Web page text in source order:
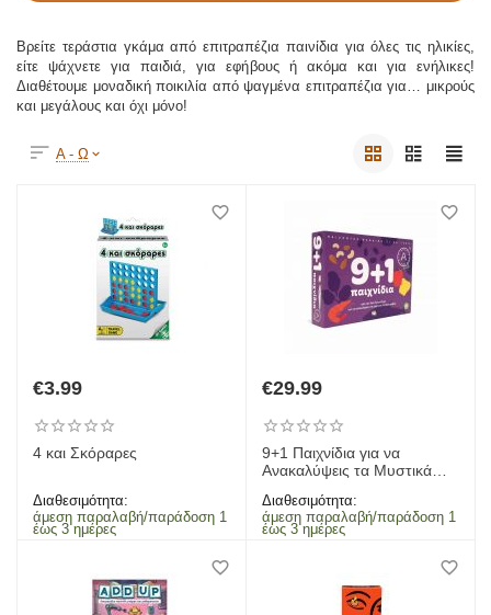
Βρείτε τεράστια γκάμα από επιτραπέζια παινίδια για όλες τις ηλικίες,
είτε ψάχνετε για παιδιά, για εφήβους ή ακόμα και για ενήλικες!
Διαθέτουμε μοναδική ποικιλία από ψαγμένα επιτραπέζια για… μικρούς
και μεγάλους και όχι μόνο!
Α - Ω
€3.99
4 και Σκόραρες
Διαθεσιμότητα:
άμεση παραλαβή/παράδοση 1
έως 3 ημέρες
€29.99
9+1 Παιχνίδια για να
Ανακαλύψεις τα Μυστικά
Πετρετζίκης
Διαθεσιμότητα:
άμεση παραλαβή/παράδοση 1
έως 3 ημέρες